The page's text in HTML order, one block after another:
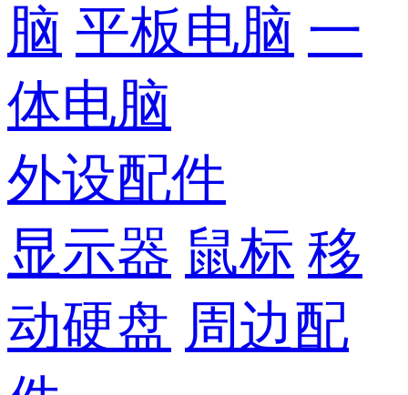
脑 平板电脑 一
体电脑
外设配件
显示器 鼠标 移
动硬盘 周边配